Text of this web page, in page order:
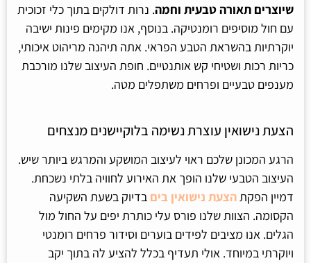
שיוצרים תאורה טבעית וחמה. נרות דולקים בתוך כלי זכוכית
עם חול מוסיפים רומנטיקה. בנוסף, אנו מקימים פינות ישיבה
יוקרתיות בהשראת הטבע הפראי. אתה תיהנה מריהוט איכותי,
כריות רכות ושטיחי קש אותנטיים. חופת העיצוב שלנו מורכבת
מענפים טבעיים ופרחים משתפלים מטה.
הצעת נישואין עוצרת נשימה בלוקיישנים מנצחים
הרגע המכונן שלכם ראוי לעיצוב המושקע והמרגש ביותר שיש.
העיצוב הטבעי שלנו הופך את האירוע לחוויה בלתי נשכחת.
דמיין הפקתהצעת נישואין בים בדיוק בשעת השקיעה
הקסומה. הצוות שלנו פורס עלי כותרת יפים על החול מול
הגלים. אנו מציבים לפידים בוערים וסידור פרחים רומנטי
ויוקרתי במיוחד. אולי תעדיף בכלל להציע לה בתוך יקב